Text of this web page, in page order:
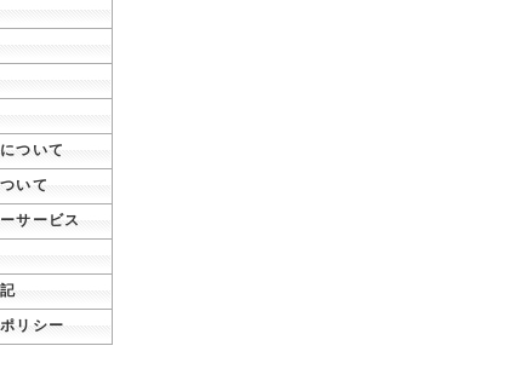
ついて
いて
サービス
リシー